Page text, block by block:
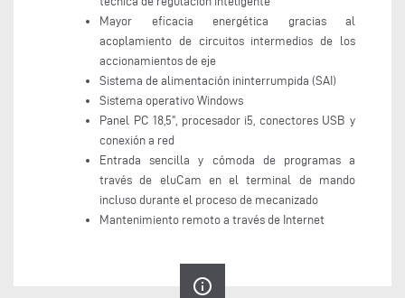
Mayor eficacia energética gracias al
acoplamiento de circuitos intermedios de los
accionamientos de eje
Sistema de alimentación ininterrumpida (SAI)
Sistema operativo Windows
Panel PC 18,5", procesador i5, conectores USB y
conexión a red
Entrada sencilla y cómoda de programas a
través de eluCam en el terminal de mando
incluso durante el proceso de mecanizado
Mantenimiento remoto a través de Internet
info_outline